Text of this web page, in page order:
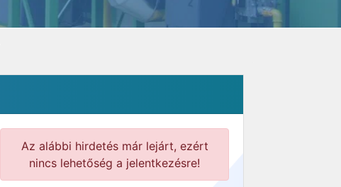
Az alábbi hirdetés már lejárt, ezért
nincs lehetőség a jelentkezésre!